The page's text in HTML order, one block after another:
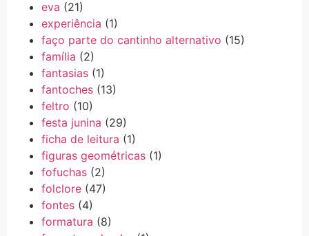
eva (21)
experiência (1)
faço parte do cantinho alternativo (15)
família (2)
fantasias (1)
fantoches (13)
feltro (10)
festa junina (29)
ficha de leitura (1)
figuras geométricas (1)
fofuchas (2)
folclore (47)
fontes (4)
formatura (8)